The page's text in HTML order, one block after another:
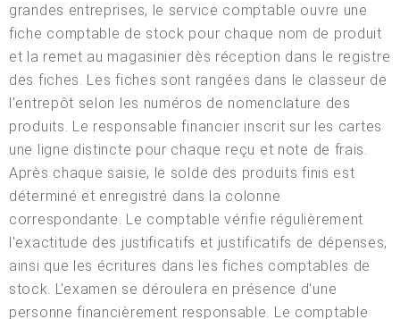
grandes entreprises, le service comptable ouvre une
fiche comptable de stock pour chaque nom de produit
et la remet au magasinier dès réception dans le registre
des fiches. Les fiches sont rangées dans le classeur de
l'entrepôt selon les numéros de nomenclature des
produits. Le responsable financier inscrit sur les cartes
une ligne distincte pour chaque reçu et note de frais.
Après chaque saisie, le solde des produits finis est
déterminé et enregistré dans la colonne
correspondante. Le comptable vérifie régulièrement
l'exactitude des justificatifs et justificatifs de dépenses,
ainsi que les écritures dans les fiches comptables de
stock. L'examen se déroulera en présence d'une
personne financièrement responsable. Le comptable